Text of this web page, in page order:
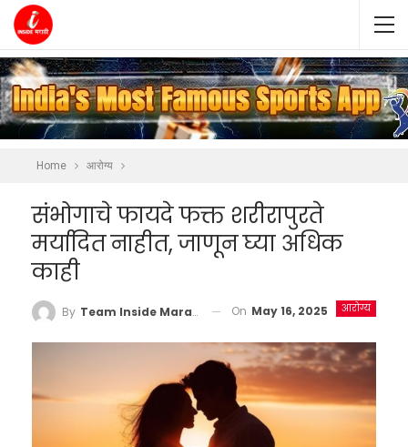
Home आरोग्य
संभोगाचे फायदे फक्त शरीरापुरते
मर्यादित नाहीत, जाणून घ्या अधिक
काही
आरोग्य
By Team Inside Marathi On May 16, 2025